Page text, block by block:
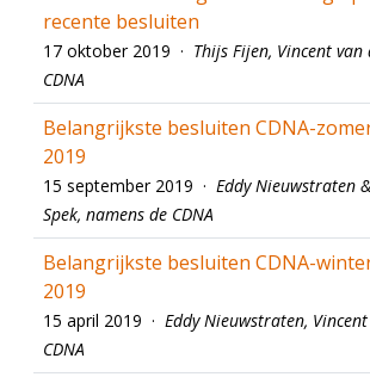
recente besluiten
17 oktober 2019 · Thijs Fijen, Vincent van
CDNA
Belangrijkste besluiten CDNA-
2019
15 september 2019 · Eddy Nieuwstraten
Spek, namens de CDNA
Belangrijkste besluiten CDNA-
2019
15 april 2019 · Eddy Nieuwstraten,
CDNA